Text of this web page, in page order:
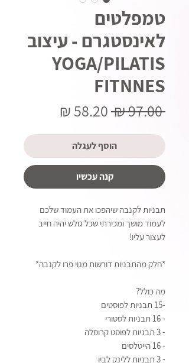
טמפלטים
לאינסטגרם - עיצוב
YOGA/PILATIS
FITNNES
‏97.00 ‏₪
מחיר
רגיל
מבצע
הוסף לעגלה
קנה עכשיו
תבניות לקנבה שיהפכו את העמוד שלכם
לעמוד מושך ומכירתי שכל גולש יהיה חייב
לעצור עליו!
*חלק מהתבניות דורשות מנוי פרו לקנבה*
מה כולל?
-15 תבניות לפוסטים
- 16 תבניות לסטורי
- 3 תבניות לפוסט קרוסלה
- 16 הייטלסים
- 3 תבניות ללינק לביו